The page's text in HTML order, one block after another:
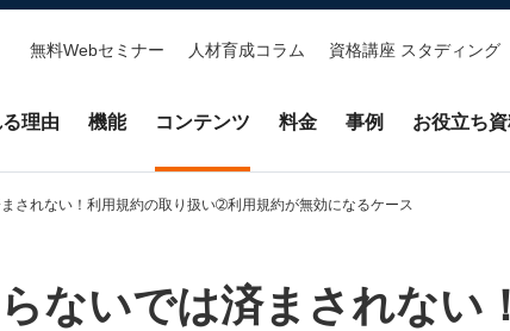
無料Webセミナー 人材育成コラム 資格講座 スタディング
理由 機能 コンテンツ 料金 事例 お役立ち
されない！利用規約の取り扱い➁利用規約が無効になるケース
ないでは済まされない